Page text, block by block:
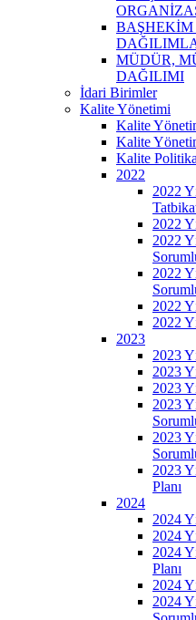
MÜDÜR,
DAĞILIMI
İdari Birimler
Kalite Yönetimi
Kalite
Kalite
Kalite
2022
2022
2022
2022
2022
2022
2022
2023
2023
2023
2023
2023
2023
2023
Planı
2024
2024
2024
2024
Planı
2024
2024